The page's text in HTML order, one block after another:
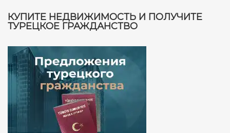
КУПИТЕ НЕДВИЖИМОСТЬ И ПОЛУЧИТЕ
ТУРЕЦКОЕ ГРАЖДАНСТВО